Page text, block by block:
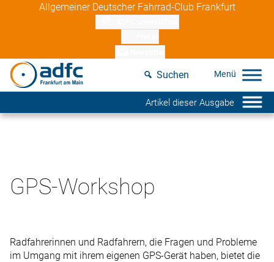
Allgemeiner Deutscher Fahrrad-Club Frankfurt
Suchen
Artikel dieser Ausgabe
GPS-Workshop
Radfahrerinnen und Radfahrern, die Fragen und Probleme
im Umgang mit ihrem eigenen GPS-Gerät haben, bietet die